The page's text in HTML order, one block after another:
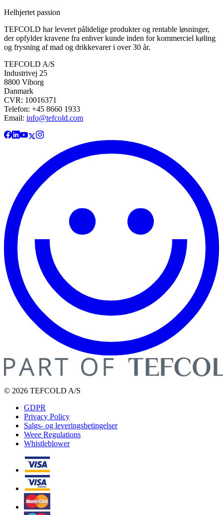
Helhjertet passion
TEFCOLD har leveret pålidelige produkter og rentable løsninger,
der opfylder kravene fra enhver kunde inden for kommerciel køling
og frysning af mad og drikkevarer i over 30 år.
TEFCOLD A/S
Industrivej 25
8800 Viborg
Danmark
CVR: 10016371
Telefon: +45 8660 1933
Email: info@tefcold.com
© 2026 TEFCOLD A/S
GDPR
Privacy Policy
Salgs- og leveringsbetingelser
Weee Regulations
Whistleblower